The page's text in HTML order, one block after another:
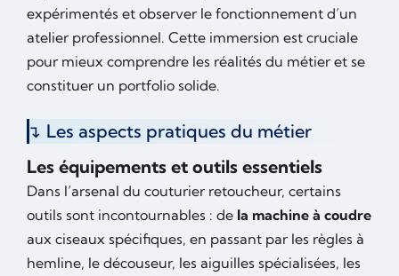
expérimentés et observer le fonctionnement d’un
atelier professionnel. Cette immersion est cruciale
pour mieux comprendre les réalités du métier et se
constituer un portfolio solide.
Les aspects pratiques du métier
Les équipements et outils essentiels
Dans l’arsenal du couturier retoucheur, certains
outils sont incontournables : de la machine à coudre
aux ciseaux spécifiques, en passant par les règles à
hemline, le découseur, les aiguilles spécialisées, les